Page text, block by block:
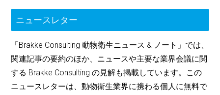
ニュースレター
「Brakke Consulting 動物衛生ニュース & ノート」では、
関連記事の要約のほか、ニュースや主要な業界会議に関
する Brakke Consulting の見解も掲載しています。この
ニュースレターは、動物衛生業界に携わる個人に無料で